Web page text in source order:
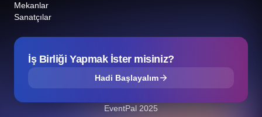
Mekanlar
Sanatçılar
İş Birliği Yapmak İster misiniz?
Hadi Başlayalım
EventPal 2025